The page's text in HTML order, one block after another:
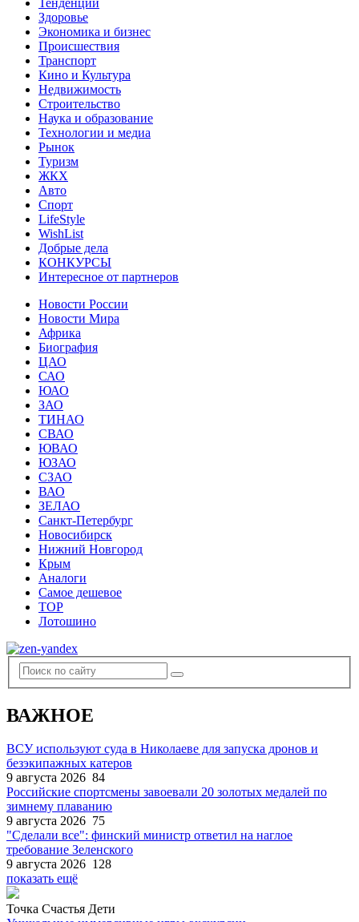
Тенденции
Здоровье
Экономика и бизнес
Происшествия
Транспорт
Кино и Культура
Недвижимость
Строительство
Наука и образование
Технологии и медиа
Рынок
Туризм
ЖКХ
Авто
Спорт
LifeStyle
WishList
Добрые дела
КОНКУРСЫ
Интересное от партнеров
Новости России
Новости Мира
Африка
Биография
ЦАО
САО
ЮАО
ЗАО
ТИНАО
СВАО
ЮВАО
ЮЗАО
СЗАО
ВАО
ЗЕЛАО
Санкт-Петербург
Новосибирск
Нижний Новгород
Крым
Аналоги
Самое дешевое
TOP
Лотошино
ВАЖНОЕ
ВСУ используют суда в Николаеве для запуска дронов и
безэкипажных катеров
9 августа 2026 84
Российские спортсмены завоевали 20 золотых медалей по
зимнему плаванию
9 августа 2026 75
"Сделали все": финский министр ответил на наглое
требование Зеленского
9 августа 2026 128
показать ещё
Точка Счастья Дети